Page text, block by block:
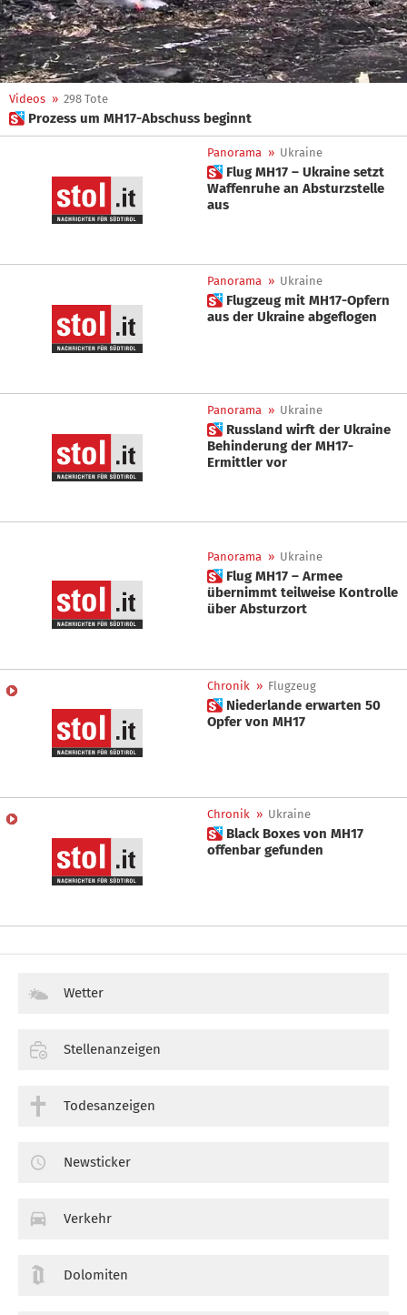
Videos » 298 Tote
 Prozess um MH17-Abschuss beginnt
Panorama » Ukraine
 Flug MH17 – Ukraine setzt
Waffenruhe an Absturzstelle
aus
Panorama » Ukraine
 Flugzeug mit MH17-Opfern
aus der Ukraine abgeflogen
Panorama » Ukraine
 Russland wirft der Ukraine
Behinderung der MH17-
Ermittler vor
Panorama » Ukraine
 Flug MH17 – Armee
übernimmt teilweise Kontrolle
über Absturzort
Chronik » Flugzeug
 Niederlande erwarten 50
Opfer von MH17
Chronik » Ukraine
 Black Boxes von MH17
offenbar gefunden
Wetter
Stellenanzeigen
Todesanzeigen
Newsticker
Verkehr
Dolomiten